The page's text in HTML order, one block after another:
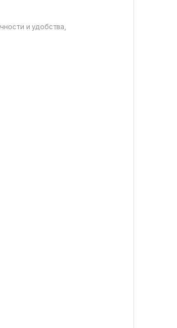
и удобства,